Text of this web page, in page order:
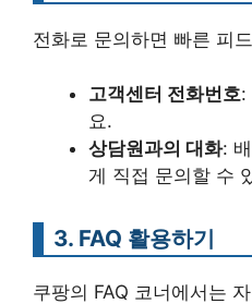
전화로 문의하면 빠른 피
고객센터 전화번호:
요.
상담원과의 대화:
게 직접 문의할 수
3. FAQ 활용하기
쿠팡의 FAQ 코너에서는